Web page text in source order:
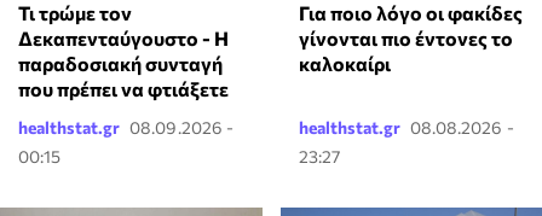
Τι τρώμε τον
Δεκαπενταύγουστο - Η
παραδοσιακή συνταγή
που πρέπει να φτιάξετε
healthstat.gr 08.09.2026 -
00:15
Για ποιο λόγο οι φακίδες
γίνονται πιο έντονες το
καλοκαίρι
healthstat.gr 08.08.2026 -
23:27